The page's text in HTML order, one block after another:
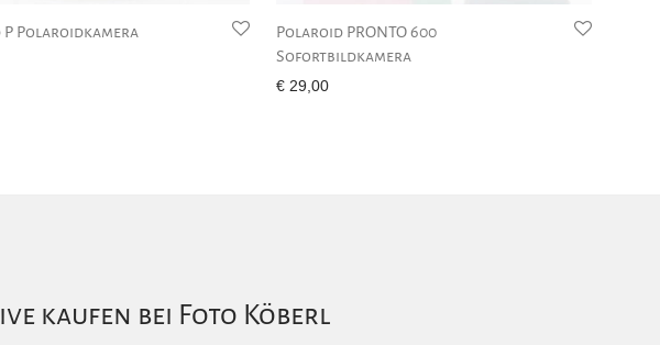
Polaroidkamera
Polaroid PRONTO 600
Sofortbildkamera
€ 29,00
kaufen bei Foto Köberl